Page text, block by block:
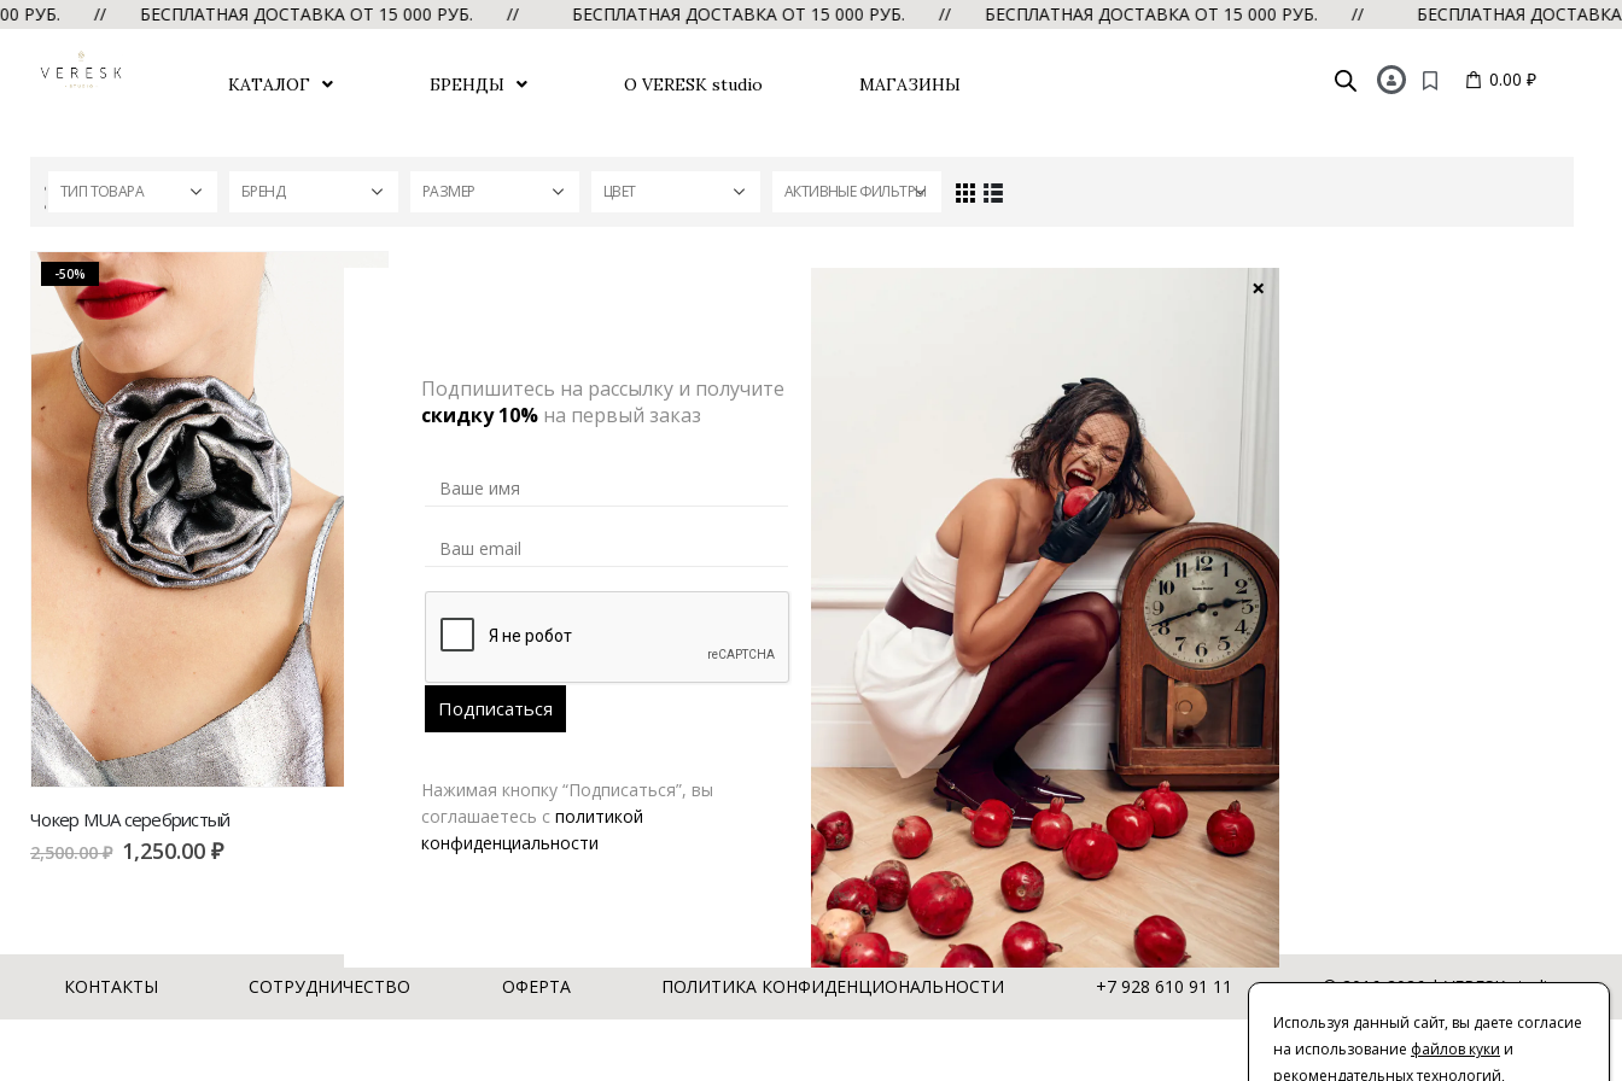
РУБ. // БЕСПЛАТНАЯ ДОСТАВКА ОТ 15 000 РУБ. // БЕСПЛАТНАЯ ДОСТАВКА ОТ 15 000 РУБ. // БЕСПЛАТНАЯ ДОСТАВКА ОТ 15 000 РУБ. // БЕСПЛАТНАЯ ДОСТАВКА
КАТАЛОГ БРЕНДЫ О VERESK studio МАГАЗИНЫ 0.00 ₽
ТИП ТОВАРА БРЕНД РАЗМЕР ЦВЕТ АКТИВНЫЕ ФИЛЬТРЫ
-50%
Чокер MUA серебристый
2,500.00₽ 1,250.00₽
КОНТАКТЫ СОТРУДНИЧЕСТВО ОФЕРТА ПОЛИТИКА КОНФИДЕНЦИОНАЛЬНОСТИ +7 928 610 91 11 © 2016-2026 | VERESK studio
Используя данный сайт, вы даете согласие
на использование файлов куки и
рекомендательных технологий,
Подпишитесь на рассылку и получите
скидку 10%на первый заказ
Нажимая кнопку “Подписаться”, вы
соглашаетесь с политикой
конфиденциальности
×